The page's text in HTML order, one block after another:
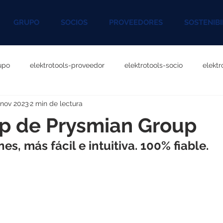
GRUPO SOCIOS PROVEEDORES
elektrotools-proveedor elektrotools-socio
P060000 elektrotools-P027000
P096000 elektrotools-P041000 elektrotools-
de Prysmian Group
20232 min de lectura
más fácil e intuitiva. 100% fiable.